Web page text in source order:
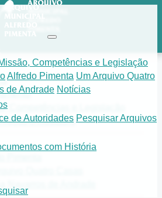
Competências e Legislação
e Restauro
Quatro Casas
Navarros de Andrade
Competências e Legislação
Alfredo Pimenta Um Arquivo Quatro
de Andrade Notícias
de Autoridades Pesquisar Arquivos
com História